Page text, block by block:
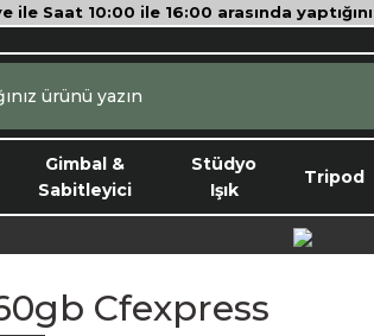
ile Saat 10:00 ile 16:00 arasında
Gimbal &
Sabitleyici
Stüdyo
Işık
Tripod
Cfexpress